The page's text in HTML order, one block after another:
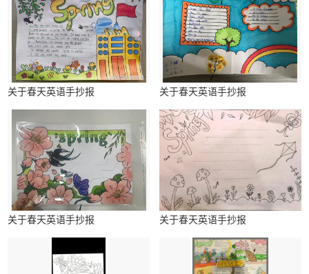
关于春天英语手抄报 关于春天英语手抄报
关于春天英语手抄报 关于春天英语手抄报